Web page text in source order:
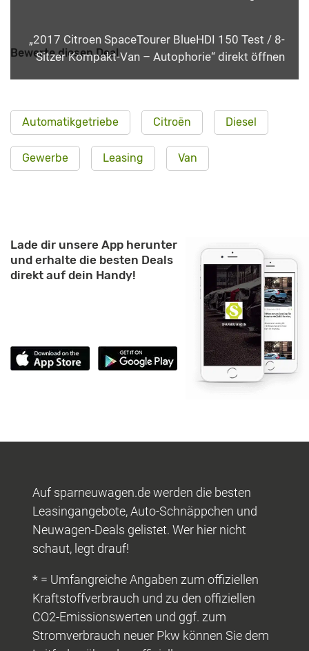
„2017 Citroen SpaceTourer BlueHDI 150 Test / 8-
Sitzer Kompakt-Van – Autophorie“ direkt öffnen
Bewerte diesen Deal
Automatikgetriebe Citroën Diesel
Gewerbe Leasing Van
Lade dir unsere App herunter
und erhalte die besten Deals
direkt auf dein Handy!
Auf sparneuwagen.de werden die besten
Leasingangebote, Auto-Schnäppchen und
Neuwagen-Deals gelistet. Wer hier nicht
schaut, legt drauf!
* = Umfangreiche Angaben zum offiziellen
Kraftstoffverbrauch und zu den offiziellen
CO2-Emissionswerten und ggf. zum
Stromverbrauch neuer Pkw können Sie dem